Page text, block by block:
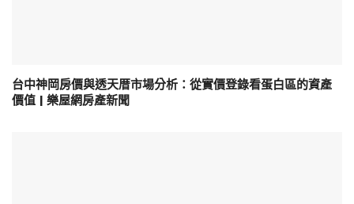
台中神岡房價與透天厝市場分析：從實價登錄看蛋白區的資產
價值 | 樂屋網房產新聞